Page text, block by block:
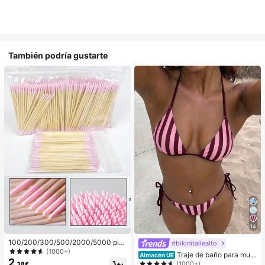
También podría gustarte
100/200/300/500/2000/5000 pie
zas/20 piezas Palitos aplicadores d
e esmalte de uñas de doble extrem
(1000+)
14
#bikinitallealto
Almacén UE Traje de baño para muje
r; Moda; Traje de baño de dos pieza